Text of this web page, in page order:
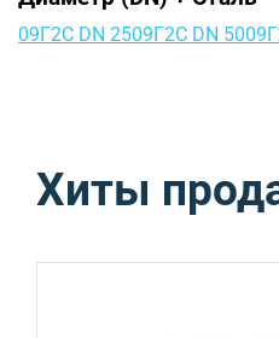
09Г2С DN 2509Г2С DN 50
Хиты